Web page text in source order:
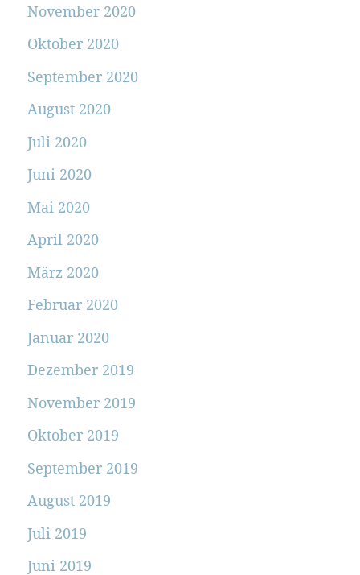
November 2020
Oktober 2020
September 2020
August 2020
Juli 2020
Juni 2020
Mai 2020
April 2020
März 2020
Februar 2020
Januar 2020
Dezember 2019
November 2019
Oktober 2019
September 2019
August 2019
Juli 2019
Juni 2019